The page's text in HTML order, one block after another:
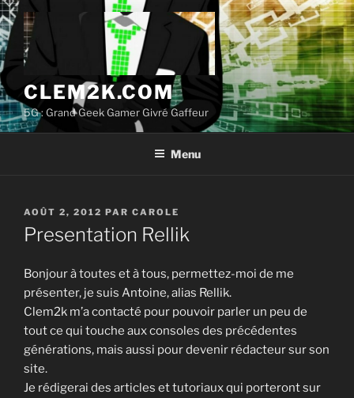
Aller
au
contenu
principal
CLEM2K.COM
5G : Grand Geek Gamer Givré Gaffeur
Menu
PUBLIÉ
LE
AOÛT 2, 2012 PAR CAROLE
Presentation Rellik
Bonjour à toutes et à tous, permettez-moi de me
présenter, je suis Antoine, alias Rellik.
Clem2k m’a contacté pour pouvoir parler un peu de
tout ce qui touche aux consoles des précédentes
générations, mais aussi pour devenir rédacteur sur son
site.
Je rédigerai des articles et tutoriaux qui porteront sur